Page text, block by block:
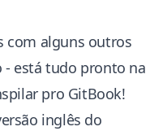
com alguns outros
- está tudo pronto na
pro GitBook!
inglês do